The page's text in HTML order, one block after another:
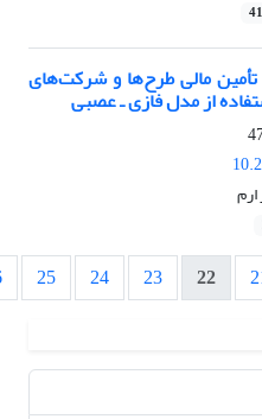
مالی طرح‌ها و شرکت‌های
22
23
24
25